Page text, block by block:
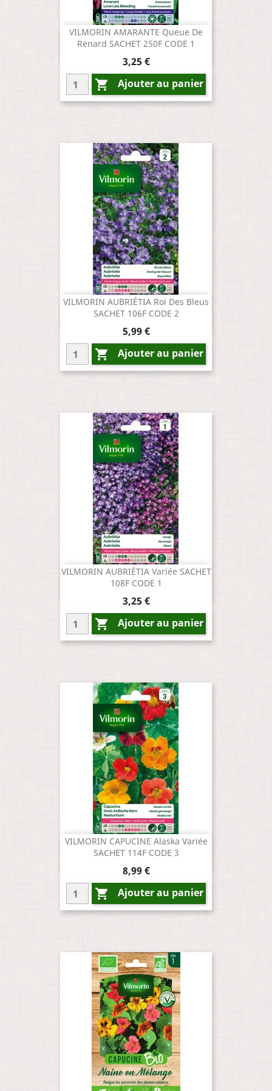
VILMORIN AMARANTE Queue De
Renard SACHET 250F CODE 1
Prix
3,25 €
 Ajouter au panier
VILMORIN AUBRIÉTIA Roi Des Bleus
SACHET 106F CODE 2
Prix
5,99 €
 Ajouter au panier
VILMORIN AUBRIÉTIA Variée SACHET
108F CODE 1
Prix
3,25 €
 Ajouter au panier
VILMORIN CAPUCINE Alaska Variée
SACHET 114F CODE 3
Prix
8,99 €
 Ajouter au panier